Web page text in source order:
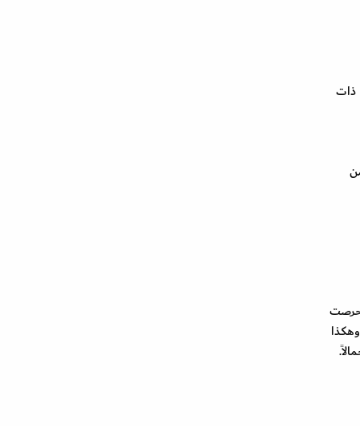
ذات
ومن
حرصت
وهكذا